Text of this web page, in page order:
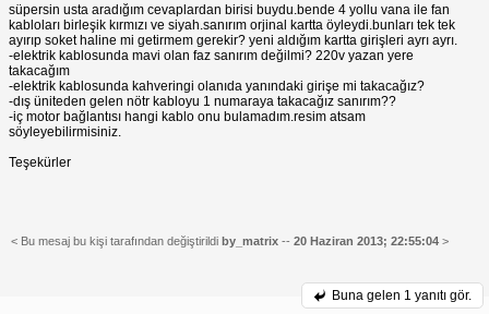
süpersin usta aradığım cevaplardan birisi buydu.bende 4 yollu vana ile fan
kabloları birleşik kırmızı ve siyah.sanırım orjinal kartta öyleydi.bunları tek tek
ayırıp soket haline mi getirmem gerekir? yeni aldığım kartta girişleri ayrı ayrı.
-elektrik kablosunda mavi olan faz sanırım değilmi? 220v yazan yere
takacağım
-elektrik kablosunda kahveringi olanıda yanındaki girişe mi takacağız?
-dış üniteden gelen nötr kabloyu 1 numaraya takacağız sanırım??
-iç motor bağlantısı hangi kablo onu bulamadım.resim atsam
söyleyebilirmisiniz.
Teşekürler
< Bu mesaj bu kişi tarafından değiştirildi by_matrix -- 20 Haziran 2013; 22:55:04 >
Buna gelen 1 yanıtı gör.